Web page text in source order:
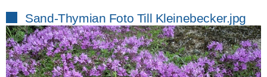
Sand-Thymian Foto Till Kleinebecker.jpg